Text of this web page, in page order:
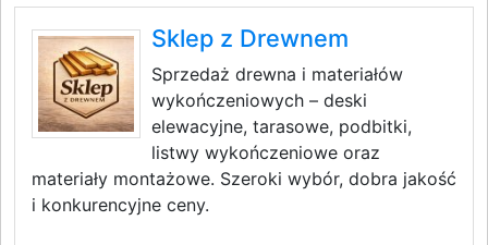
Sklep z Drewnem
Sprzedaż drewna i materiałów
wykończeniowych – deski
elewacyjne, tarasowe, podbitki,
listwy wykończeniowe oraz
materiały montażowe. Szeroki wybór, dobra jakość
i konkurencyjne ceny.